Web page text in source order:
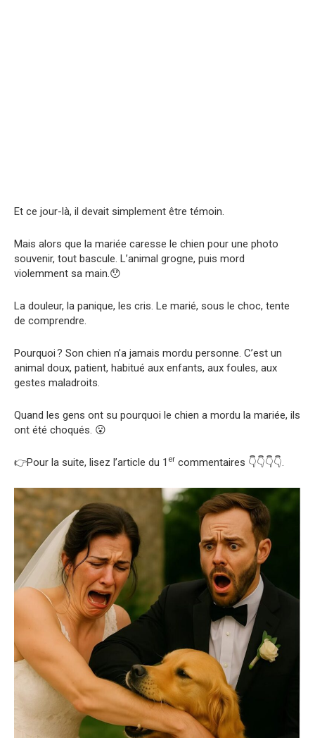
Et ce jour-là, il devait simplement être témoin.
Mais alors que la mariée caresse le chien pour une photo
souvenir, tout bascule. L’animal grogne, puis mord
violemment sa main.😯
La douleur, la panique, les cris. Le marié, sous le choc, tente
de comprendre.
Pourquoi ? Son chien n’a jamais mordu personne. C’est un
animal doux, patient, habitué aux enfants, aux foules, aux
gestes maladroits.
Quand les gens ont su pourquoi le chien a mordu la mariée, ils
ont été choqués. 😮
👉Pour la suite, lisez l’article du 1 er commentaires 👇👇👇👇.